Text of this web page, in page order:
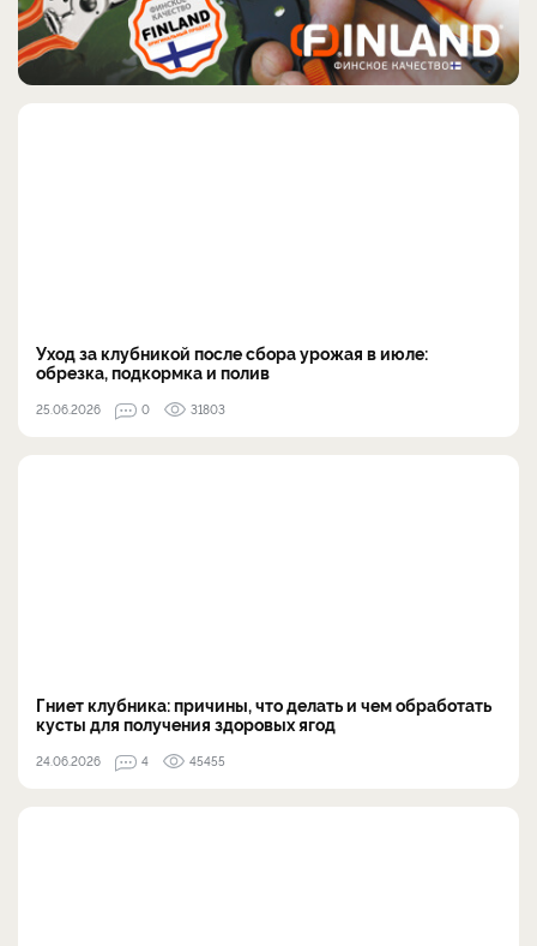
Уход за клубникой после сбора урожая в июле:
обрезка, подкормка и полив
25.06.2026 0 31803
Гниет клубника: причины, что делать и чем обработать
кусты для получения здоровых ягод
24.06.2026 4 45455